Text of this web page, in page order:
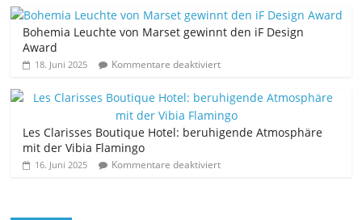
Bohemia Leuchte von Marset gewinnt den iF Design
Award
18. Juni 2025 Kommentare deaktiviert
Les Clarisses Boutique Hotel: beruhigende Atmosphäre
mit der Vibia Flamingo
16. Juni 2025 Kommentare deaktiviert